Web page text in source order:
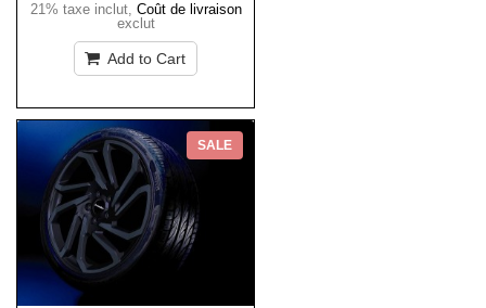
21% taxe inclut, Coût de livraison
exclut
Add to Cart
SALE